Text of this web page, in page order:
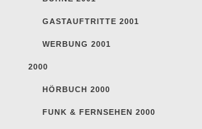
GASTAUFTRITTE 2001
WERBUNG 2001
2000
HÖRBUCH 2000
FUNK & FERNSEHEN 2000